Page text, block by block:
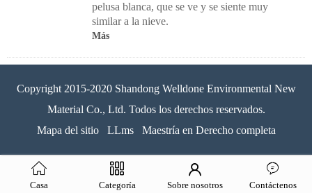
pelusa blanca, que se ve y se siente muy
similar a la nieve.
Más
Copyright 2015-2020 Shandong Welldone Environmental New
Material Co., Ltd. Todos los derechos reservados.
Mapa del sitio
LLms Maestría en Derecho completa
Casa Categoría Sobre nosotros Contáctenos